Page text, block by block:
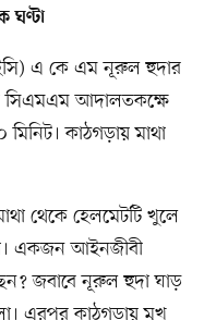
ঘণ্টা
এ কে এম নূরুল হুদার
সিএমএম আদালতকক্ষে
কাঠগড়ায় মাথা
থেকে হেলমেটটি খুলে
একজন আইনজীবী
জবাবে নূরুল হুদা ঘাড়